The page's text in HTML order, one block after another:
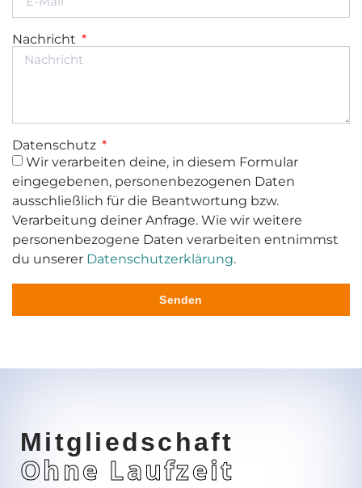
Nachricht
Datenschutz
Wir verarbeiten deine, in diesem Formular
eingegebenen, personenbezogenen Daten
ausschließlich für die Beantwortung bzw.
Verarbeitung deiner Anfrage. Wie wir weitere
personenbezogene Daten verarbeiten entnimmst
du unserer Datenschutzerklärung.
Senden
Mitgliedschaft
Ohne Laufzeit